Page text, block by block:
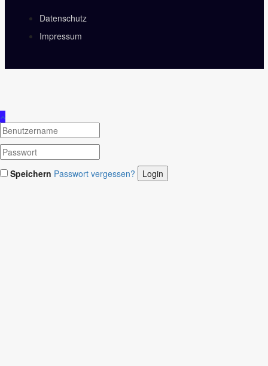
Datenschutz
Impressum
Speichern Passwort vergessen?